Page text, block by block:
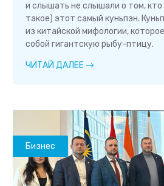
и слышать не слышали о том, кто
такое) этот самый куньпэн.
из китайской мифологии,
собой гигантскую рыбу-птицу.
ЧИТАЙ ДАЛЕЕ
Бизнес